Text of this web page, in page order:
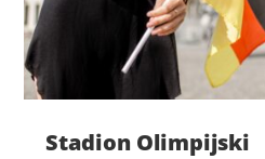
Stadion Olimpijski